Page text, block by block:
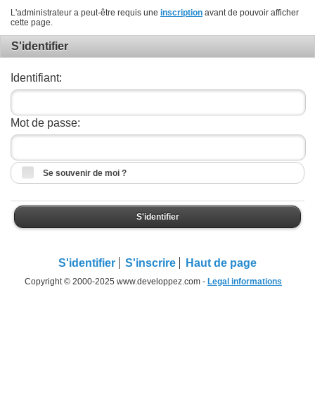
L'administrateur a peut-être requis une inscription avant de pouvoir afficher
cette page.
S'identifier
Identifiant:
Mot de passe:
Se souvenir de moi ?
S'identifier
S'identifier S'inscrire Haut de page
Copyright © 2000-2025 www.developpez.com - Legal informations